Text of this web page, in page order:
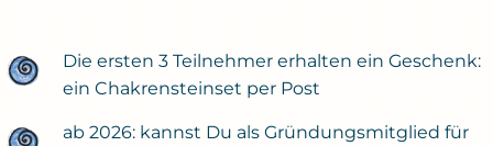
Die ersten 3 Teilnehmer erhalten ein Geschenk:
ein Chakrensteinset per Post
ab 2026: kannst Du als Gründungsmitglied für